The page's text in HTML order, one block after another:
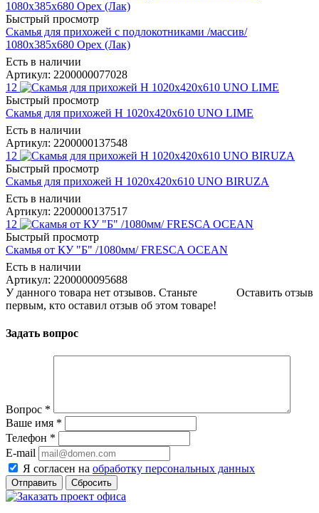
Быстрый просмотр
Скамья для прихожей с подлокотниками /массив/
1080х385х680 Орех (Лак)
Есть в наличии
Артикул: 2200000077028
12
Быстрый просмотр
Скамья для прихожей Н 1020х420х610 UNO LIME
Есть в наличии
Артикул: 2200000137548
12
Быстрый просмотр
Скамья для прихожей Н 1020х420х610 UNO BIRUZA
Есть в наличии
Артикул: 2200000137517
12
Быстрый просмотр
Скамья от КУ "Б" /1080мм/ FRESCA OCEAN
Есть в наличии
Артикул: 2200000095688
Оставить отзыв
У данного товара нет отзывов. Станьте
первым, кто оставил отзыв об этом товаре!
Задать вопрос
Вопрос *
Ваше имя *
Телефон *
E-mail
Я согласен на обработку персональных данных
Сбросить